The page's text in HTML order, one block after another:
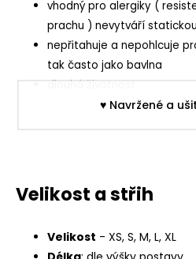
♥︎ Navržené a
vhodný pro alergiky (
prachu ) nevytváří
nepřitahuje a nepohlcuje
tak často jako bavlna
dlouhá životnost
Velikost a střih
Velikost - XS, S, M, L, XL